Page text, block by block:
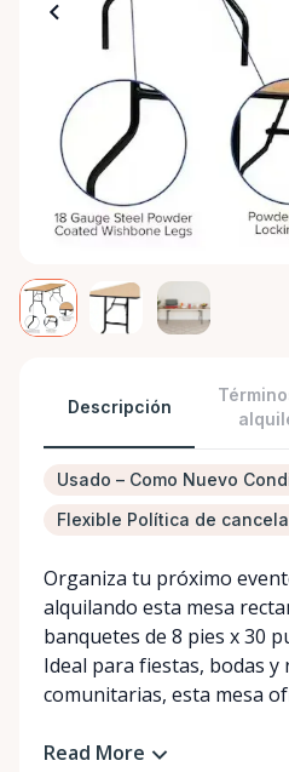
Descripción
Usado – Como Nuevo
Flexible Política de
Organiza tu próximo
alquilando esta mesa
banquetes de 8 pies x 30
Ideal para fiestas, bodas y
comunitarias, esta mesa
Read More